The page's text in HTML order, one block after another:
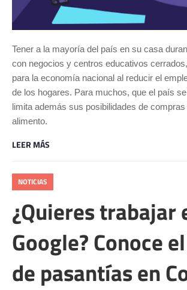
Tener a la mayoría del país en su casa
con negocios y centros educativos
para la economía nacional al reducir el
de los hogares. Para muchos, que el país
limita además sus posibilidades de
alimento.
LEER MÁS
NOTICIAS
¿Quieres trabajar
Google? Conoce
de pasantías en